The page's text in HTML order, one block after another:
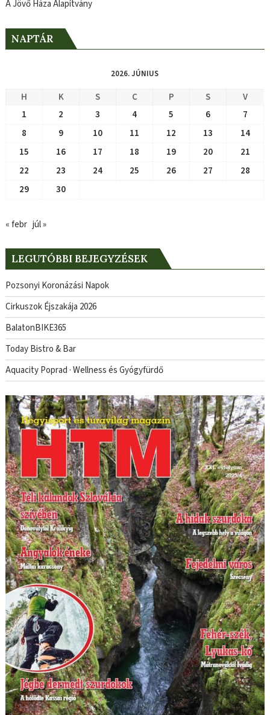
A Jövő Háza Alapítvány
NAPTÁR
2026. JÚNIUS
H K S C P S
V
1
2 3 4 5 6
7
8
9 10 11 12 13
14
15
16 17 18 19 20
21
22
23 24 25 26 27
28
29
30
« febr júl »
LEGUTÓBBI BEJEGYZÉSEK
Pozsonyi Koronázási Napok
Cirkuszok Éjszakája 2026
BalatonBIKE365
Today Bistro & Bar
Aquacity Poprad · Wellness és Gyógyfürdő